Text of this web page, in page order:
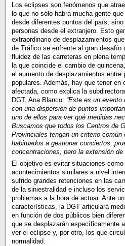
Los eclipses son fenómenos que
lo que no sólo habrá mucha gente
desde diferentes puntos del país,
personas desde el extranjero. Esto
extraordinario de desplazamientos
de Tráfico se enfrente al gran desafío
fluidez de las carreteras en plena
la que coincide el cambio de
el aumento de desplazamientos entre
populares. Además, hay que tener en
afectada, como explica la
DGT, Ana Blanco: “Este es un evento
con una dispersión de puntos
uno de ellos para ver qué medidas
Buscamos que todos los Centros de
Provinciales tengan un criterio
habituados a gestionar conciertos,
concentraciones, pero la extensión
El objetivo es evitar situaciones
acontecimientos similares a nivel
sufrido grandes retenciones en las
de la siniestralidad e incluso los
problemas a la hora de actuar. Ante
características, la DGT articulará
en función de dos públicos bien
que se desplazarán específicamente
ver el eclipse y, por otro, los que
normalidad.